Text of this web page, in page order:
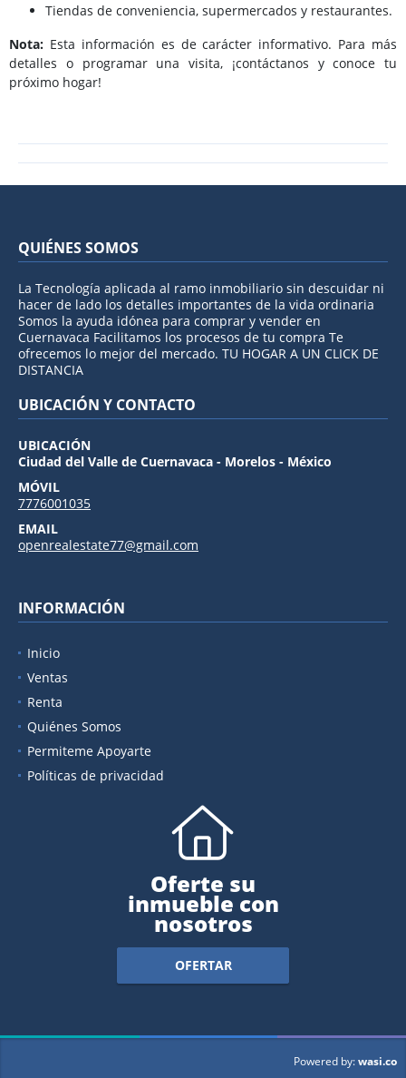
Tiendas de conveniencia, supermercados y restaurantes.
Nota: Esta información es de carácter informativo. Para más
detalles o programar una visita, ¡contáctanos y conoce tu
próximo hogar!
QUIÉNES SOMOS
La Tecnología aplicada al ramo inmobiliario sin descuidar ni
hacer de lado los detalles importantes de la vida ordinaria
Somos la ayuda idónea para comprar y vender en
Cuernavaca Facilitamos los procesos de tu compra Te
ofrecemos lo mejor del mercado. TU HOGAR A UN CLICK DE
DISTANCIA
UBICACIÓN Y CONTACTO
UBICACIÓN
Ciudad del Valle de Cuernavaca - Morelos - México
MÓVIL
7776001035
EMAIL
openrealestate77@gmail.com
INFORMACIÓN
Inicio
Ventas
Renta
Quiénes Somos
Permiteme Apoyarte
Políticas de privacidad
Oferte su
inmueble con
nosotros
OFERTAR
Powered by:wasi.co